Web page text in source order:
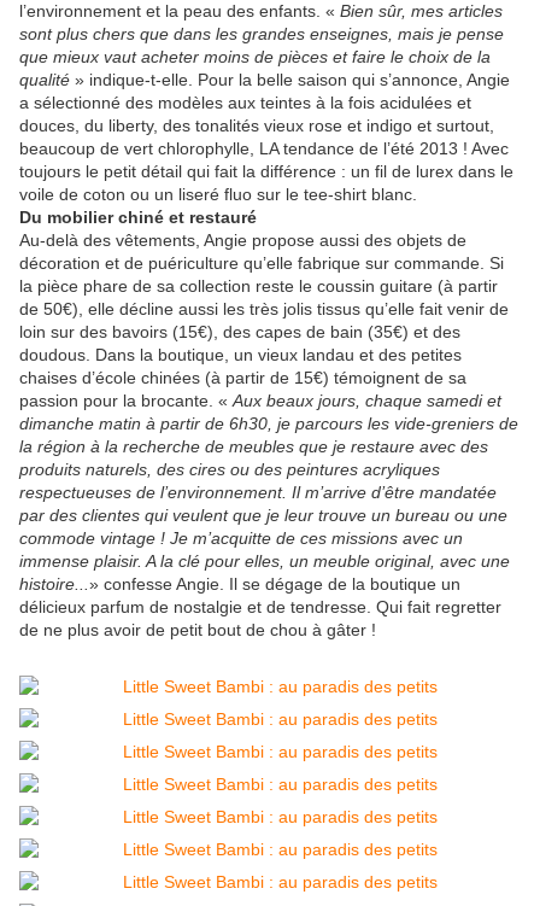
l’environnement et la peau des enfants. « Bien sûr, mes articles
sont plus chers que dans les grandes enseignes, mais je pense
que mieux vaut acheter moins de pièces et faire le choix de la
qualité » indique-t-elle. Pour la belle saison qui s’annonce, Angie
a sélectionné des modèles aux teintes à la fois acidulées et
douces, du liberty, des tonalités vieux rose et indigo et surtout,
beaucoup de vert chlorophylle, LA tendance de l’été 2013 ! Avec
toujours le petit détail qui fait la différence : un fil de lurex dans le
voile de coton ou un liseré fluo sur le tee-shirt blanc.
Du mobilier chiné et restauré
Au-delà des vêtements, Angie propose aussi des objets de
décoration et de puériculture qu’elle fabrique sur commande. Si
la pièce phare de sa collection reste le coussin guitare (à partir
de 50€), elle décline aussi les très jolis tissus qu’elle fait venir de
loin sur des bavoirs (15€), des capes de bain (35€) et des
doudous. Dans la boutique, un vieux landau et des petites
chaises d’école chinées (à partir de 15€) témoignent de sa
passion pour la brocante. « Aux beaux jours, chaque samedi et
dimanche matin à partir de 6h30, je parcours les vide-greniers de
la région à la recherche de meubles que je restaure avec des
produits naturels, des cires ou des peintures acryliques
respectueuses de l’environnement. Il m’arrive d’être mandatée
par des clientes qui veulent que je leur trouve un bureau ou une
commode vintage ! Je m’acquitte de ces missions avec un
immense plaisir. A la clé pour elles, un meuble original, avec une
histoire... » confesse Angie. Il se dégage de la boutique un
délicieux parfum de nostalgie et de tendresse. Qui fait regretter
de ne plus avoir de petit bout de chou à gâter !